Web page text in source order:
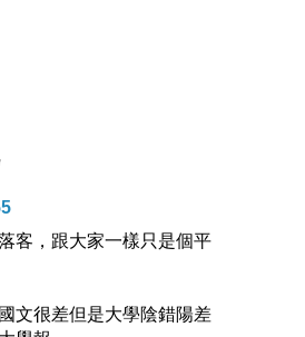
客，跟大家一樣只是個平
文很差但是大學陰錯陽差